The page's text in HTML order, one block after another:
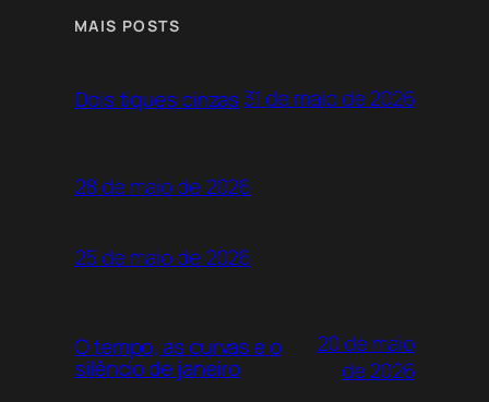
MAIS POSTS
Dois tiques cinzas 31 de maio de 2026
28 de maio de 2026
25 de maio de 2026
O tempo, as curvas e o
silêncio de janeiro
20 de maio
de 2026